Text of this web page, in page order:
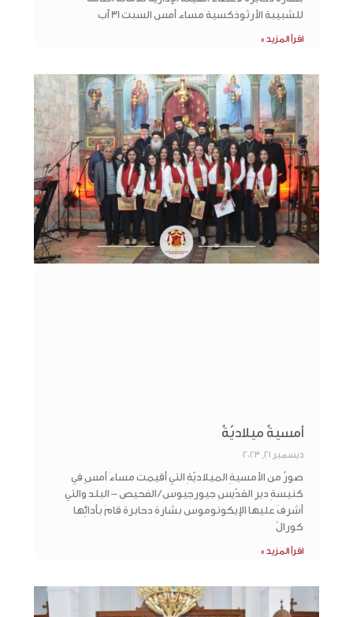
للشبيبة الأرثوذكسية مساء أمس السبت 31 آب
اقرأ المزيد »
أمسيةٌ ميلاديّةٌ
ديسمبر 21, 2023
صورٌ من الأمسيةِ الميلاديّةِ التي أقيمت مساءَ أمسٍ في
كنيسةِ ديرِ القدّيسِ جيورجيوس / الفحيص – البلد والتي
أشرفَ عليها الإيكونوموس بشارة دحابرة قامَ بأدائِها
كورالُ
اقرأ المزيد »